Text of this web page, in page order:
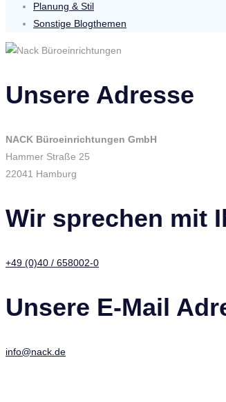
Planung & Stil
Sonstige Blogthemen
Unsere Adresse
NACK Büroeinrichtungen GmbH
Hammer Straße 25
22041 Hamburg
Wir sprechen mit
+49 (0)40 / 658002-0
Unsere E-Mail
info@nack.de